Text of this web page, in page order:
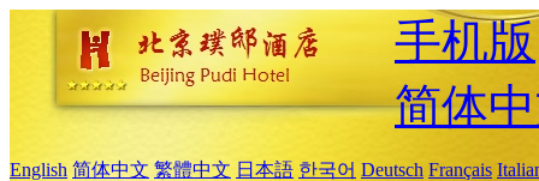
手机版
简体
English 简体中文 繁體中文 日本語 한국어 Deutsch Français